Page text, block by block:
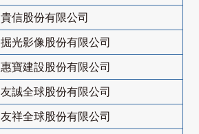
貴信股份有限公司
掘光影像股份有限公司
惠寶建設股份有限公司
友誠全球股份有限公司
友祥全球股份有限公司